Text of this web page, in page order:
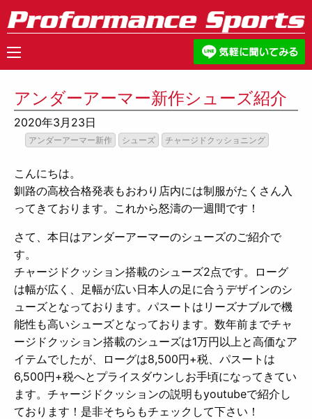
アンダーアーマー新作シューズ紹介
2020年3月23日
アンダーアーマー新作 シューズ チャージドクッショニング
こんにちは。
釧路の高校合格発表もおわり店内には制服がたくさん入
ってきております。これから怒濤の一週間です！
さて、本日はアンダーアーマーのシューズのご紹介で
す。
チャージドクッション搭載のシューズ2点です。ローグ
は幅が広く、足幅が広い日本人の足に合うデザインのシ
ューズとなっております。パスートはリーズナブルで機
能性も高いシューズとなっております。数年前までチャ
ージドクッション搭載のシューズは1万円以上と高価なア
イテムでしたが、ローグは8,500円+税、パスートは
6,500円+税へとプライスダウンしお手頃になってきてい
ます。チャージドクッションの説明もyoutubeで紹介し
ております！是非そちらもチェックして下さい！